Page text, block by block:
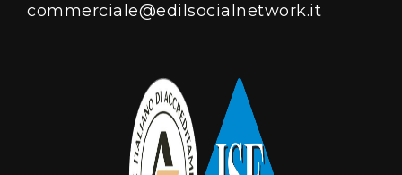
commerciale@edilsocialnetwork.it